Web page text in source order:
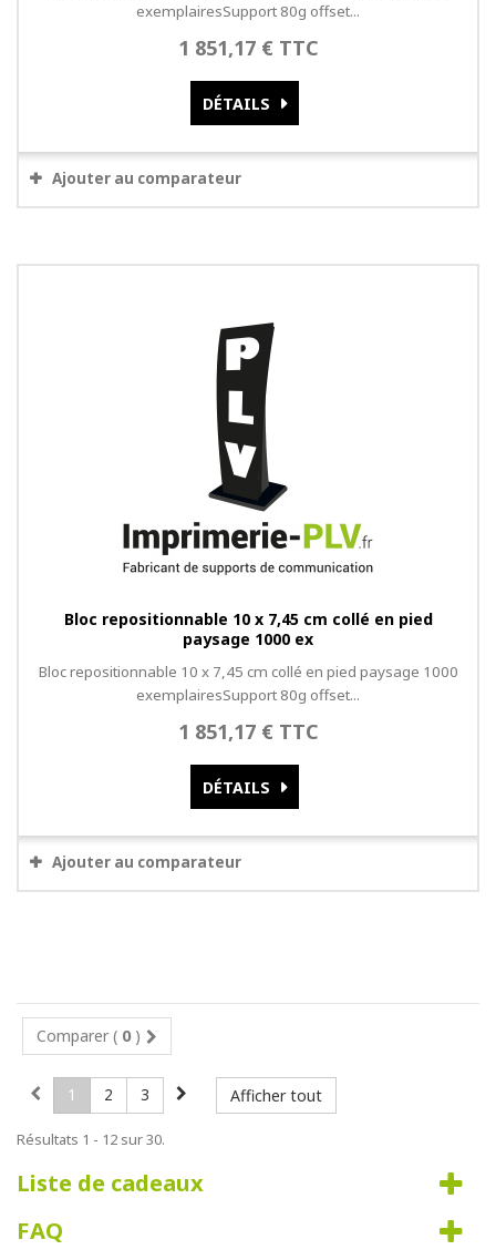
exemplairesSupport 80g offset...
1 851,17 € TTC
DÉTAILS
Ajouter au comparateur
Bloc repositionnable 10 x 7,45 cm collé en pied
paysage 1000 ex
Bloc repositionnable 10 x 7,45 cm collé en pied paysage 1000
exemplairesSupport 80g offset...
1 851,17 € TTC
DÉTAILS
Ajouter au comparateur
Comparer ( 0 )
Afficher tout
1 2 3
Résultats 1 - 12 sur 30.
Liste de cadeaux
FAQ